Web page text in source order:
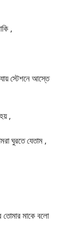
,
স্টেশনে আস্তে
,
ঘুরতে যেতাম ,
তোমার মাকে বলো